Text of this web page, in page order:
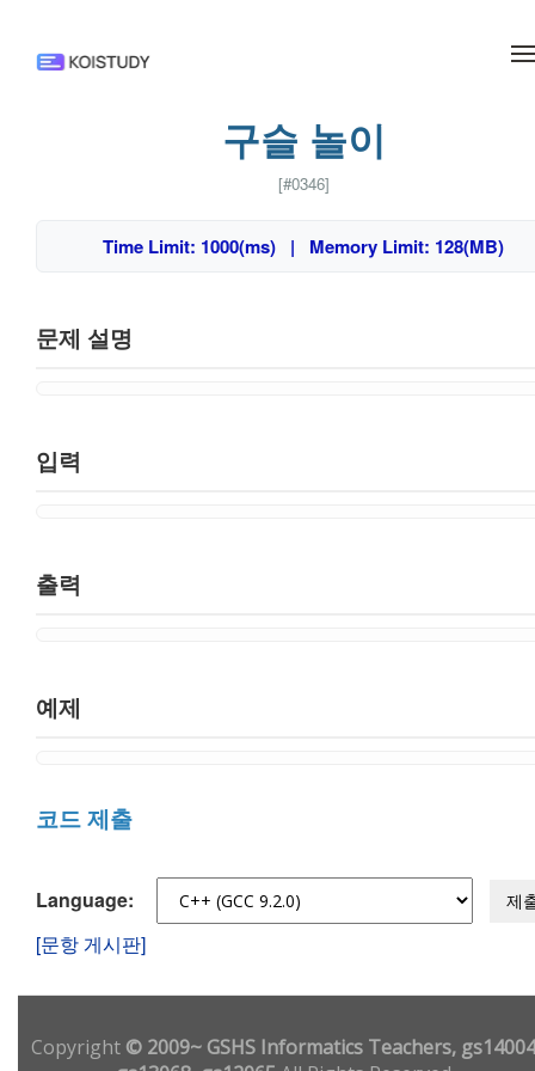
구슬 놀이
[#0346]
Time Limit: 1000(ms) | Memory Limit: 128(MB)
문제 설명
입력
출력
예제
코드 제출
Language: 제
[문항 게시판]
Copyright© 2009~ GSHS Informatics Teachers,